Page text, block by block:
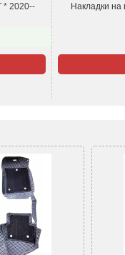
* 2020--
Накладки на